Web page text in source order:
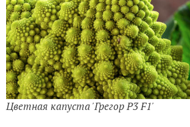
Цветная капуста 'Грегор P3 F1'